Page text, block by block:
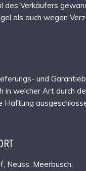
des Verkäufers
als auch wegen
und
welcher Art durch
Haftung
Neuss, Meerbusch.